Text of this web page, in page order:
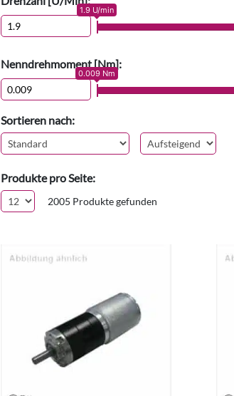
1.9 U/min
Nenndrehmoment [Nm]:
0.009 Nm
Sortieren nach:
Produkte pro Seite:
2005 Produkte gefunden